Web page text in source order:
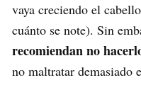
vaya creciendo el
cuánto se note). Sin
recomiendan no
no maltratar demasiado